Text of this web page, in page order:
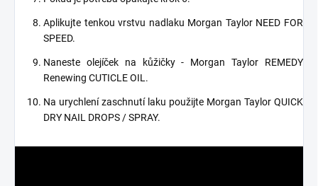
Aplikujte tenkou vrstvu nadlaku Morgan Taylor NEED FOR
SPEED.
Naneste olejíček na kůžičky - Morgan Taylor REMEDY
Renewing CUTICLE OIL.
Na urychlení zaschnutí laku použijte Morgan Taylor QUICK
DRY NAIL DROPS / SPRAY.